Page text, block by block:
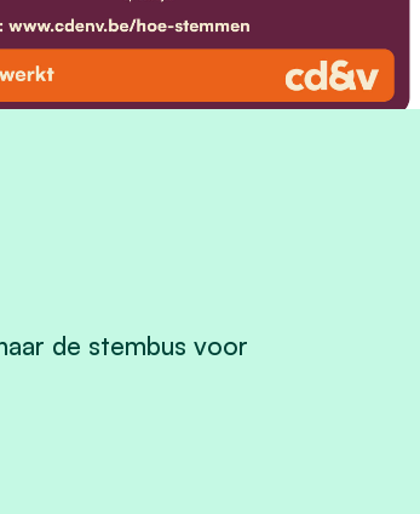
de stembus voor